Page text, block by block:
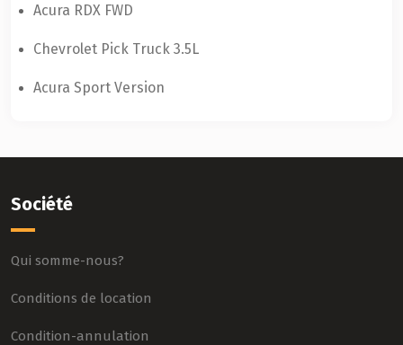
Acura RDX FWD
Chevrolet Pick Truck 3.5L
Acura Sport Version
Société
Qui somme-nous?
Conditions de location
Condition-annulation